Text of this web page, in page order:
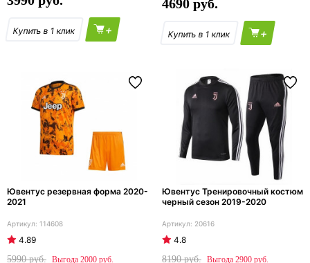
+
4690
+
Ювентус резервная форма 2020-
2021
114608
4.89
5990
2000
Ювентус Тренировочный костюм
черный сезон 2019-2020
20616
4.8
8190
2900